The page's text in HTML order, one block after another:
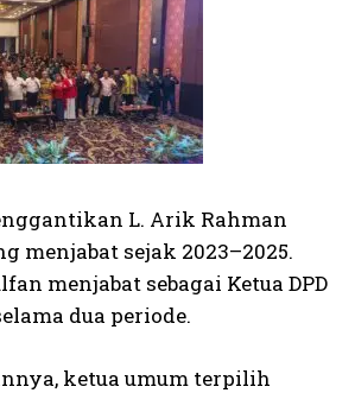
L. Arik Rahman
menjabat sejak 2023–2025.
menjabat sebagai Ketua DPD
dua periode.
ketua umum terpilih